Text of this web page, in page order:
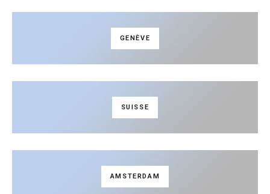
GENÈVE
SUISSE
AMSTERDAM